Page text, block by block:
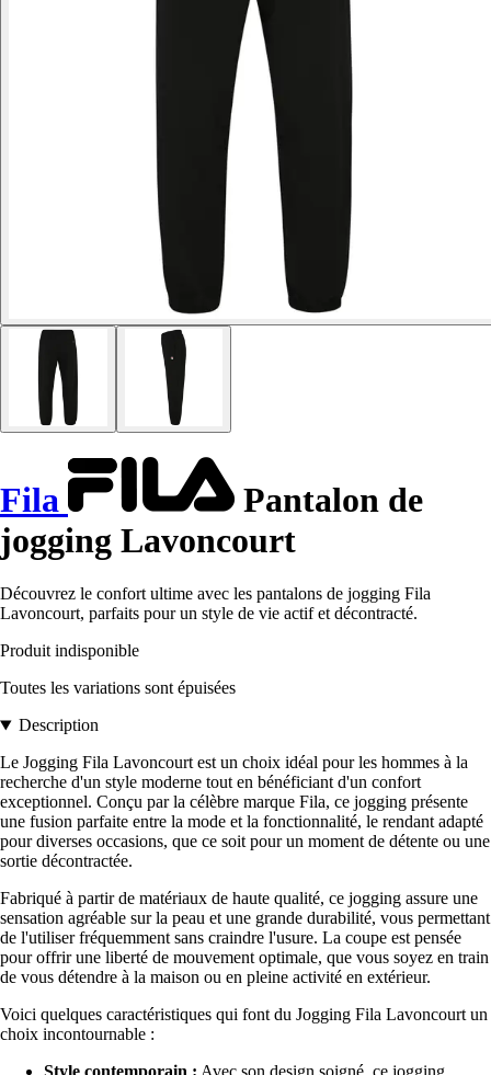
Fila
Pantalon de
jogging Lavoncourt
Découvrez le confort ultime avec les pantalons de jogging Fila
Lavoncourt, parfaits pour un style de vie actif et décontracté.
Produit indisponible
Toutes les variations sont épuisées
Description
Le Jogging Fila Lavoncourt est un choix idéal pour les hommes à la
recherche d'un style moderne tout en bénéficiant d'un confort
exceptionnel. Conçu par la célèbre marque Fila, ce jogging présente
une fusion parfaite entre la mode et la fonctionnalité, le rendant adapté
pour diverses occasions, que ce soit pour un moment de détente ou une
sortie décontractée.
Fabriqué à partir de matériaux de haute qualité, ce jogging assure une
sensation agréable sur la peau et une grande durabilité, vous permettant
de l'utiliser fréquemment sans craindre l'usure. La coupe est pensée
pour offrir une liberté de mouvement optimale, que vous soyez en train
de vous détendre à la maison ou en pleine activité en extérieur.
Voici quelques caractéristiques qui font du Jogging Fila Lavoncourt un
choix incontournable :